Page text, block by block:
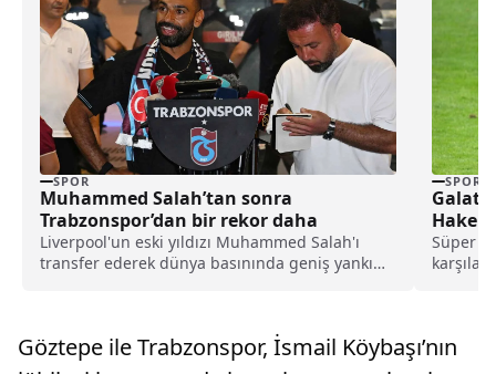
SPOR
Muhammed Salah’tan sonra
Trabzonspor’dan bir rekor daha
Liverpool'un eski yıldızı Muhammed Salah'ı
transfer ederek dünya basınında geniş yankı
açıkladı.
SPOR
Süper
Göztepe ile Trabzonspor, İsmail Köybaşı’nın